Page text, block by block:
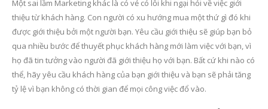
Một sai lầm Marketing khác là có vẻ có lỗi khi ngại hỏi về việc giới
thiệu từ khách hàng. Con người có xu hướng mua một thứ gì đó khi
được giới thiệu bởi một người bạn. Yêu cầu giới thiệu sẽ giúp bạn bỏ
qua nhiều bước để thuyết phục khách hàng mới làm việc với bạn, vì
họ đã tin tưởng vào người đã giới thiệu họ với bạn. Bất cứ khi nào có
thể, hãy yêu cầu khách hàng của bạn giới thiệu và bạn sẽ phải tăng
tỷ lệ vì bạn không có thời gian để mọi công việc đổ vào.